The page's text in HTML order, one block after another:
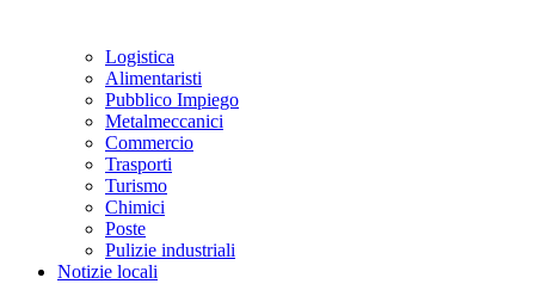
Logistica
Alimentaristi
Pubblico Impiego
Metalmeccanici
Commercio
Trasporti
Turismo
Chimici
Poste
Pulizie industriali
Notizie locali